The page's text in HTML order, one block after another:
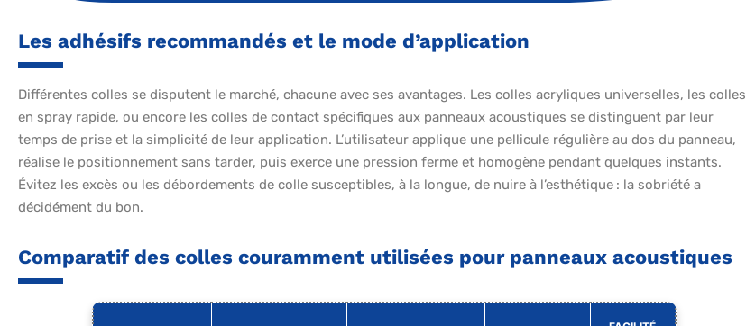
Les adhésifs recommandés et le mode d’application
Différentes colles se disputent le marché, chacune avec ses avantages. Les colles acryliques universelles, les colles
en spray rapide, ou encore les colles de contact spécifiques aux panneaux acoustiques se distinguent par leur
temps de prise et la simplicité de leur application. L’utilisateur applique une pellicule régulière au dos du panneau,
réalise le positionnement sans tarder, puis exerce une pression ferme et homogène pendant quelques instants.
Évitez les excès ou les débordements de colle susceptibles, à la longue, de nuire à l’esthétique : la sobriété a
décidément du bon.
Comparatif des colles couramment utilisées pour panneaux acoustiques